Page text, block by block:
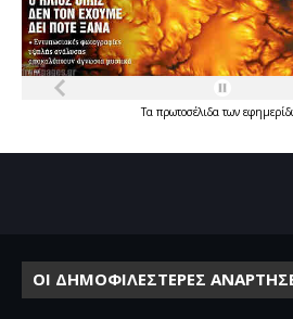
Τα πρωτοσέλιδατων
ΟΙ ΔΗΜΟΦΙΛΕΣΤΕΡΕΣ